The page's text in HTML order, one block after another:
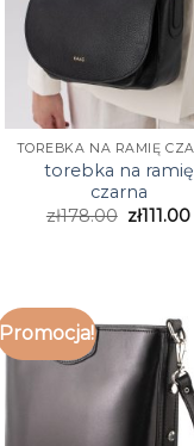
torebka na ramię
czarna
zł178.00 zł111.00
Promocja!